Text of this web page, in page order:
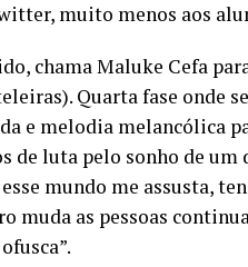
muito menos aos
chama Maluke Cefa
Quarta fase onde
e melodia melancólica
de luta pelo sonho de
mundo me assusta,
muda as pessoas